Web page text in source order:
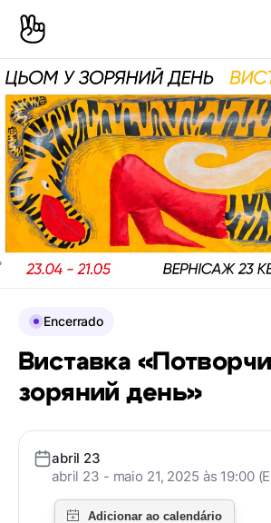
Encerrado
Виставка
зоряний день»
abril 23
abril 23 - maio 21, 2025 às 19:00